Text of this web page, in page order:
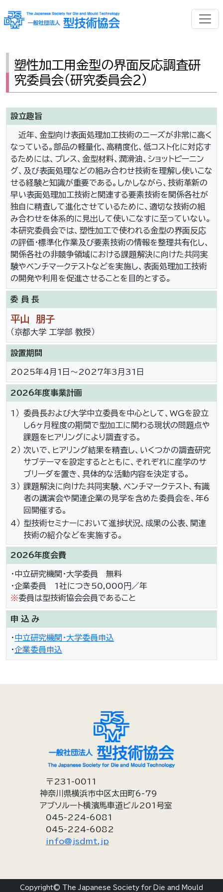
塑性加工用金型の界面反応調査研
究委員会（研究委員会2）
設立趣旨
近年、金型向け表面処理加工技術のニーズが非常に高く
なっている。部品の軽量化、高精度化、低コスト化に対応す
るためには、プレス、金型材料、潤滑油、ショットピーニン
グ、及び表面処理などの組み合わせ技術を理解し使いこな
せる経験と知識が重要である。しかしながら、技術革新の
早い表面処理加工技術と関連する要素技術を関係各社が
独自に精査して進化させているために、適切な技術の組
み合わせを体系的に見出して使いこなすに至っていない。
本研究委員会では、塑性加工で使われる金型の界面反応
の評価・標準化作業及び要素技術の情報を整理共有化し、
関係各社の非競争領域における課題解決に向けた共同実
験やベンチマークテストなどを実施し、表面処理加工技術
の開発や利用を促進させることを目的とする。
委 員 長
平山 朋子
（京都大学 工学部 教授）
設置期間
2025年4月1日～2027年3月31日
2026年度事業計画
1）
委員長および大学中立委員を中心として、WGを設立
し6ヶ月程度の期間で型加工に関わる現状の問題点や
課題をヒアリングにより調査する。
2） 次いで、ヒアリング結果を精査し、いくつかの調査研究
サブテーマを設定するとともに、それぞれに産学のサ
ブリーダを置き、具体的な活動内容を決定する。
3） 課題解決に向けた共同実験、ベンチマークテスト、有識
者の講演会や関連企業の見学を含めた委員会を、年6
回開催する。
4） 型技術セミナーにおいて進捗状況、成果の公表、関連
技術の紹介などを実施する。
2026年度会費
・中立研究機関・大学委員 無料
・企業委員 1社につき50,000円／年
※委員は型技術協会会員であること
申 込 み
・中立研究機関・大学委員申込
・企業委員申込
〒231-0011
神奈川県横浜市中区太田町6-79
アブソルート横濱馬車道ビル201号室
045-224-6081
045-224-6082
info@jsdmt.jp
Copyright© The Japanese Society for Die and Mould